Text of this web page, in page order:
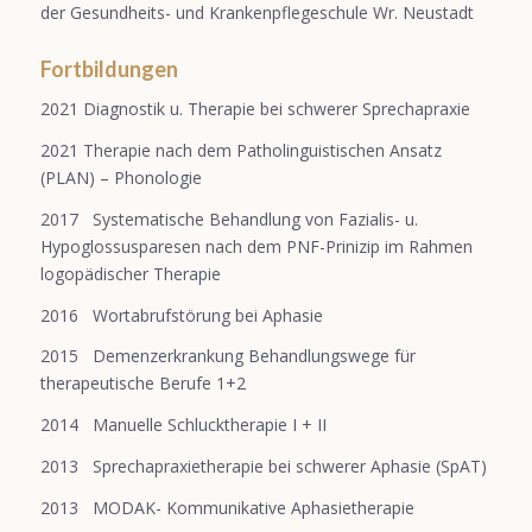
der Gesundheits- und Krankenpflegeschule Wr. Neustadt
Fortbildungen
2021 Diagnostik u. Therapie bei schwerer Sprechapraxie
2021 Therapie nach dem Patholinguistischen Ansatz
(PLAN) – Phonologie
2017 Systematische Behandlung von Fazialis- u.
Hypoglossusparesen nach dem PNF-Prinizip im Rahmen
logopädischer Therapie
2016 Wortabrufstörung bei Aphasie
2015 Demenzerkrankung Behandlungswege für
therapeutische Berufe 1+2
2014 Manuelle Schlucktherapie I + II
2013 Sprechapraxietherapie bei schwerer Aphasie (SpAT)
2013 MODAK- Kommunikative Aphasietherapie